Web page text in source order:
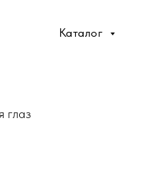
Каталог
глаз